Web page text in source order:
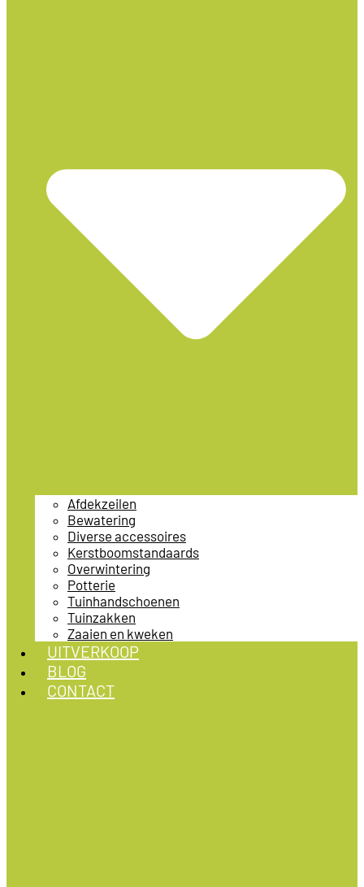
Afdekzeilen
Bewatering
Diverse accessoires
Kerstboomstandaards
Overwintering
Potterie
Tuinhandschoenen
Tuinzakken
Zaaien en kweken
UITVERKOOP
BLOG
CONTACT